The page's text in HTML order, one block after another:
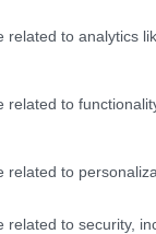
to analytics
to
to
related to security,
con el
datos son
la plataforma y